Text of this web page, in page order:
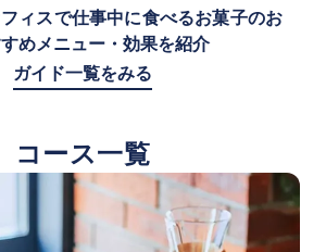
ィスで仕事中に食べるお菓子のお
めメニュー・効果を紹介
ガイド一覧をみる
コース一覧